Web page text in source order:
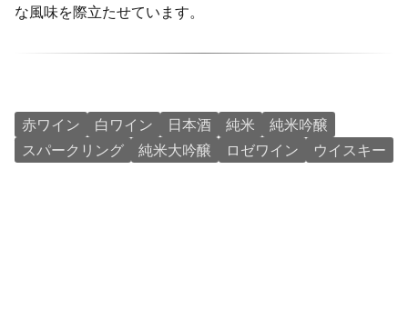
な風味を際立たせています。
赤ワイン 白ワイン 日本酒 純米
純米吟醸
スパークリング
純米大吟醸 ロゼワイン ウイスキー